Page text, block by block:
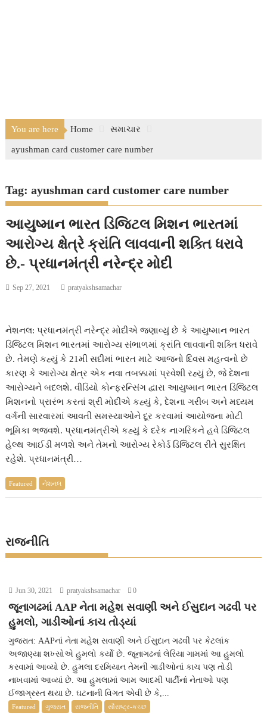
You are here Home સમાચાર
ayushman card customer care number
Tag:ayushman card customer care number
આયુષ્માન ભારત ડિજિટલ મિશન ભારતમાં
આરોગ્ય ક્ષેત્રે ક્રાંતિ લાવવાની શક્તિ ધરાવે
છે.- પ્રધાનમંત્રી નરેન્દ્ર મોદી
Sep 27, 2021 pratyakshsamachar
નેશનલ: પ્રધાનમંત્રી નરેન્દ્ર મોદીએ જણાવ્યું છે કે આયુષ્માન ભારત
ડિજિટલ મિશન ભારતમાં આરોગ્ય સંભાળમાં ક્રાંતિ લાવવાની શક્તિ ધરાવે
છે. તેમણે કહ્યું કે 21મી સદીમાં ભારત માટે આજનો દિવસ મહત્વનો છે
કારણ કે આરોગ્ય ક્ષેત્ર એક નવા તબક્કામાં પ્રવેશી રહ્યું છે, જે દેશના
આરોગ્યને બદલશે. વીડિયો કોન્ફરન્સિંગ દ્વારા આયુષ્માન ભારત ડિજિટલ
મિશનનો પ્રારંભ કરતાં શ્રી મોદીએ કહ્યું કે, દેશના ગરીબ અને મધ્યમ
વર્ગની સારવારમાં આવતી સમસ્યાઓને દૂર કરવામાં આયોજના મોટી
ભૂમિકા ભજવશે. પ્રધાનમંત્રીએ કહ્યું કે દરેક નાગરિકને હવે ડિજિટલ
હેલ્થ આઈડી મળશે અને તેમનો આરોગ્ય રેકોર્ડ ડિજિટલ રીતે સુરક્ષિત
રહેશે. પ્રધાનમંત્રી…
Featured નેશનલ
રાજનીતિ
Jun 30, 2021 pratyakshsamachar 0
જૂનાગઢમાં AAP નેતા મહેશ સવાણી અને ઈસુદાન ગઢવી પર
હુમલો, ગાડીઓનાં કાચ તોડ્યાં
ગુજરાત: AAPનાં નેતા મહેશ સવાણી અને ઈસુદાન ગઢવી પર કેટલાંક
અજાણ્યા શખ્સોએ હુમલો કર્યો છે. જૂનાગઢનાં લેરિયા ગામમાં આ હુમલો
કરવામાં આવ્યો છે. હુમલા દરમિયાન તેમની ગાડીઓનાં કાચ પણ તોડી
નાખવામાં આવ્યાં છે. આ હુમલામાં આમ આદમી પાર્ટીનાં નેતાઓ પણ
ઈજાગ્રસ્ત થયા છે. ઘટનાની વિગત એવી છે કે,...
Featured ગુજરાત રાજનીતિ સૌરાષ્ટ્ર-કચ્છ